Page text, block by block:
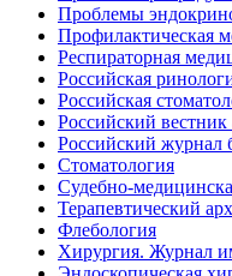
Проблемы
Профилактическая
Респираторная
Российская
Российская
Российский вестник
Российский журнал
Стоматология
Судебно-
Терапевтический
Флебология
Хирургия. Журнал